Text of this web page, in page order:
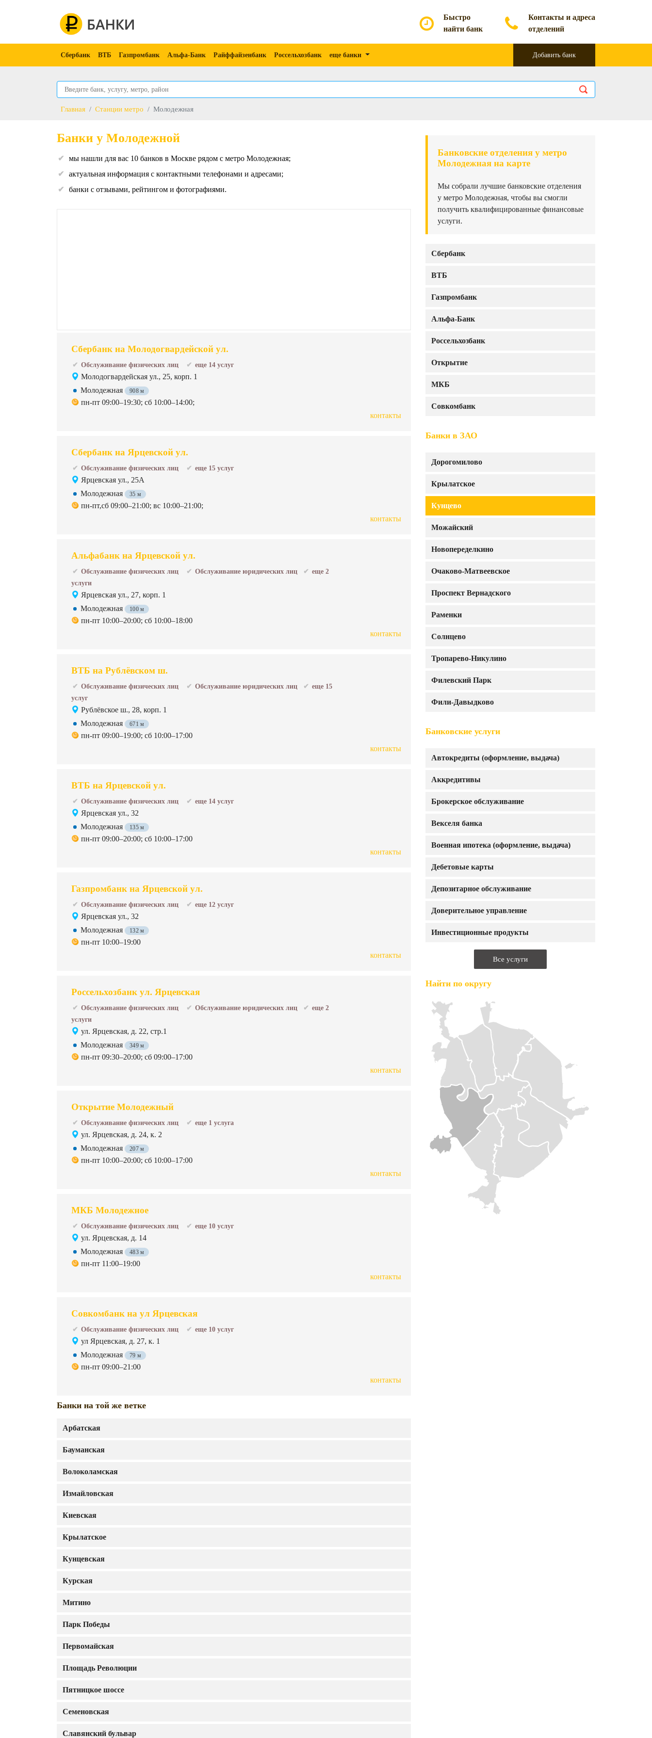
Быстро
найти банк
Контакты и адреса
отделений
Сбербанк ВТБ Газпромбанк Альфа-Банк Райффайзенбанк Россельхозбанк еще банки Добавить банк
Главная Станции метро Молодежная
Банковские отделения у метро
Молодежная на карте
Мы собрали лучшие банковские отделения
у метро Молодежная, чтобы вы смогли
получить квалифицированные финансовые
услуги.
Сбербанк
ВТБ
Газпромбанк
Альфа-Банк
Россельхозбанк
Открытие
МКБ
Совкомбанк
Банки в ЗАО
Дорогомилово
Крылатское
Кунцево
Можайский
Новопеределкино
Очаково-Матвеевское
Проспект Вернадского
Раменки
Солнцево
Тропарево-Никулино
Филевский Парк
Фили-Давыдково
Банковские услуги
Автокредиты (оформление, выдача)
Аккредитивы
Брокерское обслуживание
Векселя банка
Военная ипотека (оформление, выдача)
Дебетовые карты
Депозитарное обслуживание
Доверительное управление
Инвестиционные продукты
Все услуги
Найти по округу
Банки у Молодежной
мы нашли для вас 10 банков в Москве рядом с метро Молодежная;
актуальная информация с контактными телефонами и адресами;
банки с отзывами, рейтингом и фотографиями.
Сбербанк на Молодогвардейской ул.
Обслуживание физических лиц еще 14 услуг
Молодогвардейская ул., 25, корп. 1
Молодежная
908 м
пн-пт 09:00–19:30; сб 10:00–14:00;
контакты
Сбербанк на Ярцевской ул.
Обслуживание физических лиц еще 15 услуг
Ярцевская ул., 25А
Молодежная
35 м
пн-пт,сб 09:00–21:00; вс 10:00–21:00;
контакты
Альфабанк на Ярцевской ул.
Обслуживание физических лиц Обслуживание юридических лиц
еще 2
услуги
Ярцевская ул., 27, корп. 1
Молодежная
100 м
пн-пт 10:00–20:00; сб 10:00–18:00
контакты
ВТБ на Рублёвском ш.
Обслуживание физических лиц Обслуживание юридических лиц
еще 15
услуг
Рублёвское ш., 28, корп. 1
Молодежная
671 м
пн-пт 09:00–19:00; сб 10:00–17:00
контакты
ВТБ на Ярцевской ул.
Обслуживание физических лиц еще 14 услуг
Ярцевская ул., 32
Молодежная
135 м
пн-пт 09:00–20:00; сб 10:00–17:00
контакты
Газпромбанк на Ярцевской ул.
Обслуживание физических лиц еще 12 услуг
Ярцевская ул., 32
Молодежная
132 м
пн-пт 10:00–19:00
контакты
Россельхозбанк ул. Ярцевская
Обслуживание физических лиц Обслуживание юридических лиц
еще 2
услуги
ул. Ярцевская, д. 22, стр.1
Молодежная
349 м
пн-пт 09:30–20:00; сб 09:00–17:00
контакты
Открытие Молодежный
Обслуживание физических лиц еще 1 услуга
ул. Ярцевская, д. 24, к. 2
Молодежная
207 м
пн-пт 10:00–20:00; сб 10:00–17:00
контакты
МКБ Молодежное
Обслуживание физических лиц еще 10 услуг
ул. Ярцевская, д. 14
Молодежная
483 м
пн-пт 11:00–19:00
контакты
Совкомбанк на ул Ярцевская
Обслуживание физических лиц еще 10 услуг
ул Ярцевская, д. 27, к. 1
Молодежная
79 м
пн-пт 09:00–21:00
контакты
Банки на той же ветке
Арбатская
Бауманская
Волоколамская
Измайловская
Киевская
Крылатское
Кунцевская
Курская
Митино
Парк Победы
Первомайская
Площадь Революции
Пятницкое шоссе
Семеновская
Славянский бульвар